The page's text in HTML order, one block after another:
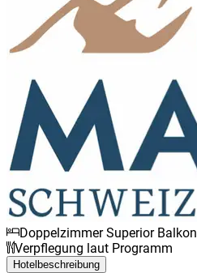
Doppelzimmer Superior Balkon
Verpflegung laut Programm
Hotelbeschreibung